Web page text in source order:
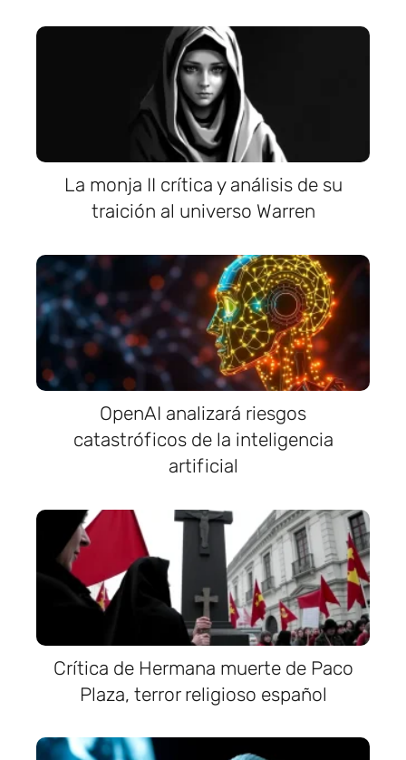
La monja II crítica y análisis de su
traición al universo Warren
OpenAI analizará riesgos
catastróficos de la inteligencia
artificial
Crítica de Hermana muerte de Paco
Plaza, terror religioso español